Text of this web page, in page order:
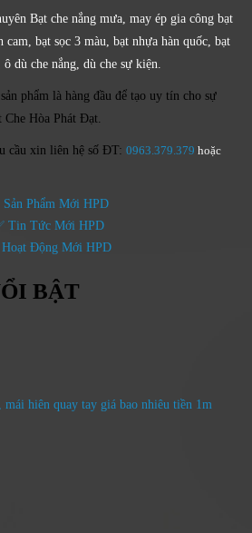
Bạt che nắng mưa, may ép gia công bạt
cam, bạt sọc 3 màu, bạt nhựa hàn quốc, bạt
, ô dù che nắng, dù che sự kiện.
phẩm là hàng đầu để tạo uy tín cho sự
Che Hòa Phát Đạt.
cầu xin liên hệ số ĐT: 0963.379.379 hoặc
Sản Phẩm Mới HPD
Tin Tức Mới HPD
Hoạt Động Mới HPD
BẬT
hiên quay tay giá bao nhiêu tiền 1m